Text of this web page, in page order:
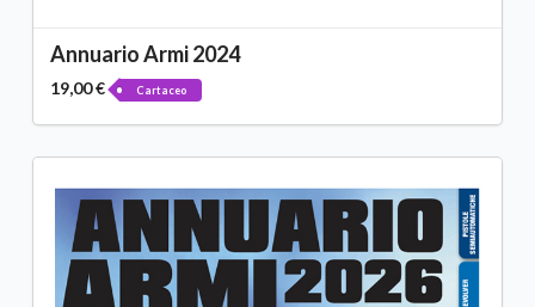
Annuario Armi 2024
19,00 € Cartaceo